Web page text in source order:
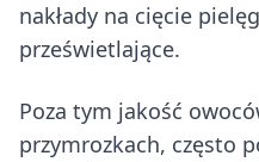
nakłady na cięcie
prześwietlające.
Poza tym jakość
przymrozkach, często